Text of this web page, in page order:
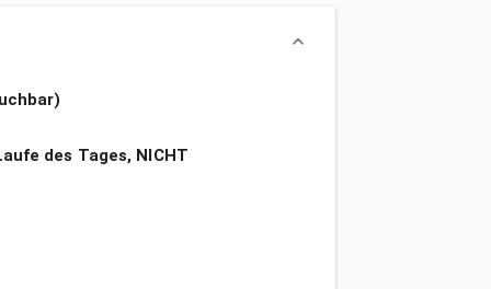
keyboard_arrow_down
des Tages, NICHT